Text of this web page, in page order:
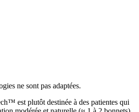
ne sont pas adaptées.
est plutôt destinée à des patientes qui